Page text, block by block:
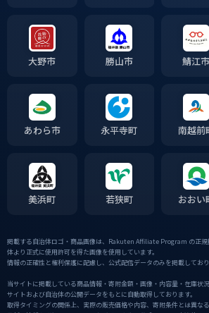
大野市 勝山市 鯖江市
あわら市 永平寺町 南越前
美浜町 若狭町 おおい
掲載する自治体ロゴ・商品画像は、Rakuten Affiliate Program の正
体より正式に使用許可を得た画像を使用しています。
情報の正確性と権利保護に配慮し、公式配信データのみを掲載しており
当サイトに掲載している商品情報・寄附金額・画像・内容量・在庫状
サイトおよび自治体の公開データをもとに自動取得しております。
取得タイミングの関係上、実際の販売価格や内容、寄附条件とは異なる